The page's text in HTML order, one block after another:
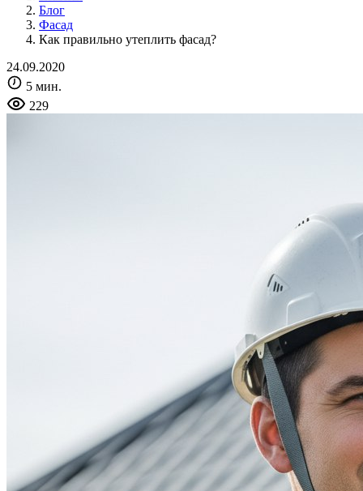
Блог
Фасад
Как правильно утеплить фасад?
24.09.2020
5 мин.
229